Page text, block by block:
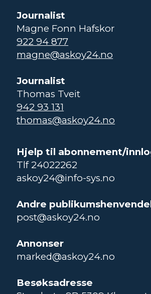
Journalist
Magne Fonn Hafskor
922 94 877
magne@askoy24.no
Journalist
Thomas Tveit
942 93 131
thomas@askoy24.no
Hjelp til abonnement/
Tlf 24022262
askoy24@info-sys.no
Andre
post@askoy24.no
Annonser
marked@askoy24.no
Besøksadresse